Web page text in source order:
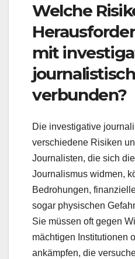
Welche
mit
verbunden?
Die investigative
verschiedene Risiken
Journalisten, die sich
Journalismus widmen,
Bedrohungen,
sogar physischen
Sie müssen oft gegen
mächtigen Institutionen
ankämpfen, die